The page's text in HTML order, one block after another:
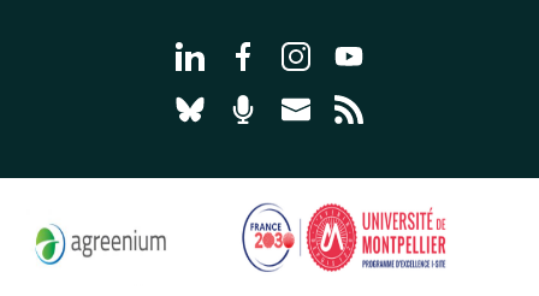
Aller à la page Nous suivre sur
Aller à la page Nous suivre sur
Aller à la page Nous
Aller à la page
Aller à la page Nous suivre sur
Aller à la page Nourrir le
Aller à la page Nous